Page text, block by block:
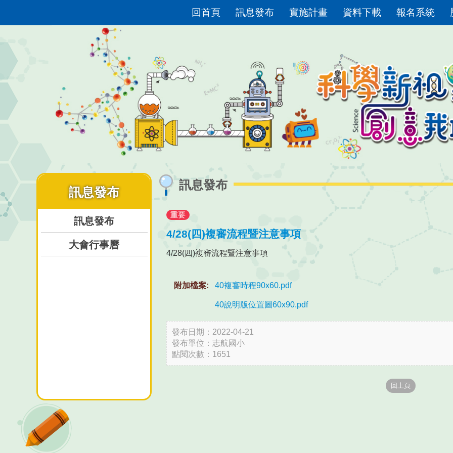
回首頁 訊息發布 實施計畫 資料下載 報名系統
訊息發布
訊息發布
大會行事曆
訊息發布
重要
4/28(四)複審流程暨注意事項
4/28(四)複審流程暨注意事項
附加檔案: 40複審時程90x60.pdf
40說明版位置圖60x90.pdf
發布日期：2022-04-21
發布單位：志航國小
點閱次數：1651